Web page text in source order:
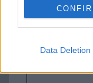
Data Deletion